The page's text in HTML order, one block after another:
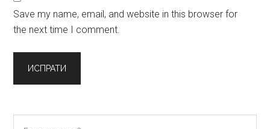
Save my name, email, and website in this browser for
the next time I comment.
Primary